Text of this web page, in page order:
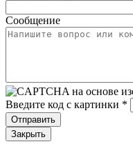
Сообщение
Введите код с картинки *
Отправить
Закрыть